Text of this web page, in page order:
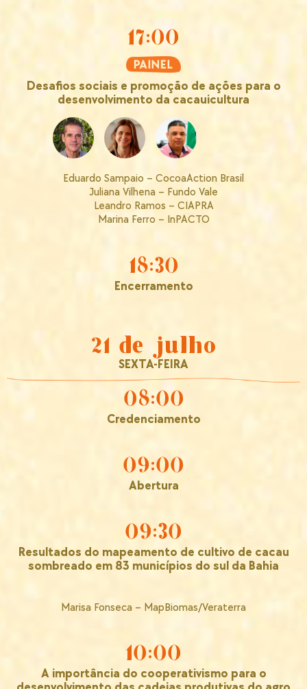
17:00
Desafios sociais e promoção de ações para o
desenvolvimento da cacauicultura
Eduardo Sampaio – CocoaAction Brasil
Juliana Vilhena – Fundo Vale
Leandro Ramos – CIAPRA
Marina Ferro – InPACTO
18:30
Encerramento
21 de julho
SEXTA-FEIRA
08:00
Credenciamento
09:00
Abertura
09:30
Resultados do mapeamento de cultivo de cacau
sombreado em 83 municípios do sul da Bahia
Marisa Fonseca – MapBiomas/Veraterra
10:00
A importância do cooperativismo para o